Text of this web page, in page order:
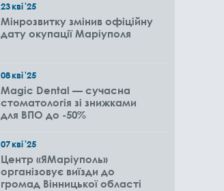
23кві'25
Мінрозвитку змінив офіційну
дату окупації Маріуполя
08кві'25
Magic Dental — сучасна
стоматологія зі знижками
для ВПО до -50%
07кві'25
Центр «ЯМаріуполь»
організовує виїзди до
громад Вінницької області